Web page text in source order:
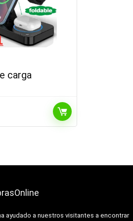
carga
ayudado a nuestros visitantes a encontrar